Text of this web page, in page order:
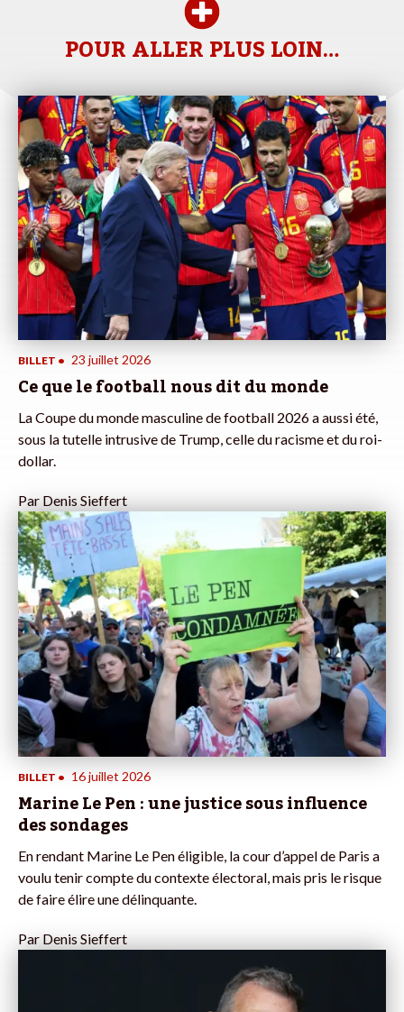
POUR ALLER PLUS LOIN…
BILLET • 23 juillet 2026
Ce que le football nous dit du monde
La Coupe du monde masculine de football 2026 a aussi été,
sous la tutelle intrusive de Trump, celle du racisme et du roi-
dollar.
Par Denis Sieffert
BILLET • 16 juillet 2026
Marine Le Pen : une justice sous influence
des sondages
En rendant Marine Le Pen éligible, la cour d’appel de Paris a
voulu tenir compte du contexte électoral, mais pris le risque
de faire élire une délinquante.
Par Denis Sieffert